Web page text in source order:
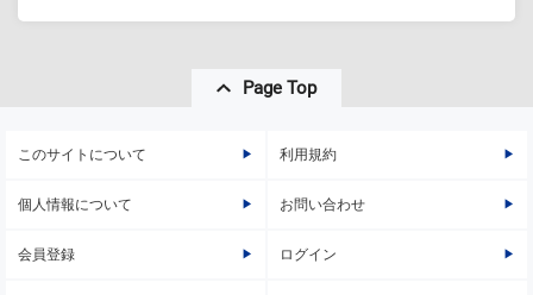
Page Top
このサイトについて 利用規約
個人情報について お問い合わせ
会員登録 ログイン